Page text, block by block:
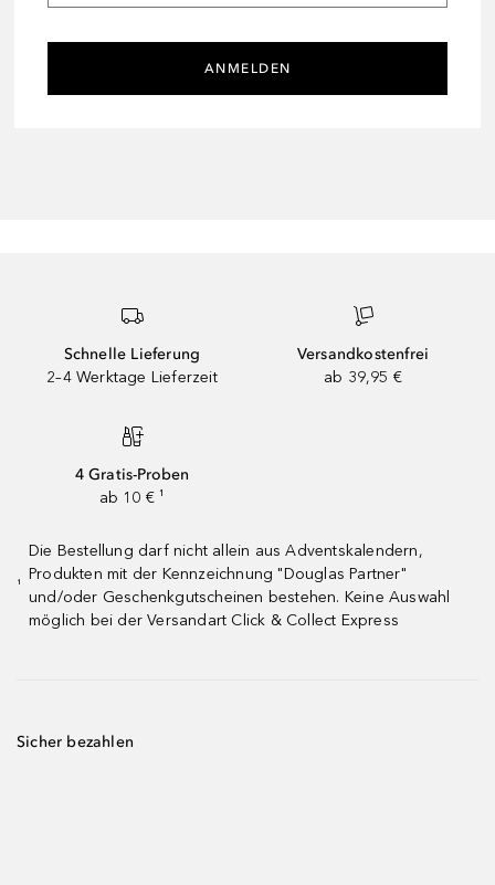
ANMELDEN
Schnelle Lieferung
2–4 Werktage Lieferzeit
Versandkostenfrei
ab 39,95 €
4 Gratis-Proben
ab 10 € ¹
¹
Die Bestellung darf nicht allein aus Adventskalendern,
Produkten mit der Kennzeichnung "Douglas Partner"
und/oder Geschenkgutscheinen bestehen. Keine Auswahl
möglich bei der Versandart Click & Collect Express
Sicher bezahlen